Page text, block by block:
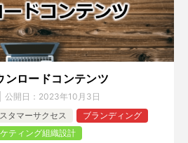
ンロードコンテンツ
公開日： 2023年10月3日
タマーサクセス
ブランディング
ティング組織設計